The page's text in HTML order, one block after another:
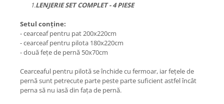
1.LENJERIE SET COMPLET - 4 PIESE
Setul conține:
- cearceaf pentru pat 200x220cm
- cearceaf pentru pilota 180x220cm
- două fețe de pernă 50x70cm
Cearceaful pentru pilotă se închide cu fermoar, iar fețele de
pernă sunt petrecute parte peste parte suficient astfel încât
perna să nu iasă din fața de pernă.